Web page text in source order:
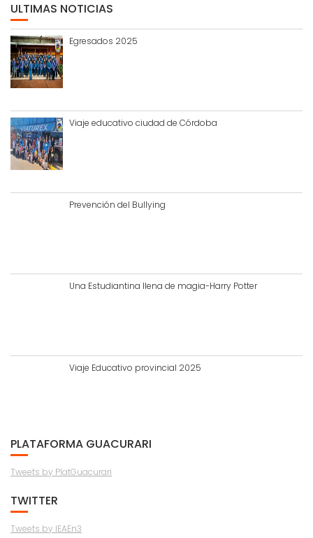
ULTIMAS NOTICIAS
Egresados 2025
Viaje educativo ciudad de Córdoba
Prevención del Bullying
Una Estudiantina llena de magia-Harry Potter
Viaje Educativo provincial 2025
PLATAFORMA GUACURARI
Tweets by PlatGuacurari
TWITTER
Tweets by IEAEn3